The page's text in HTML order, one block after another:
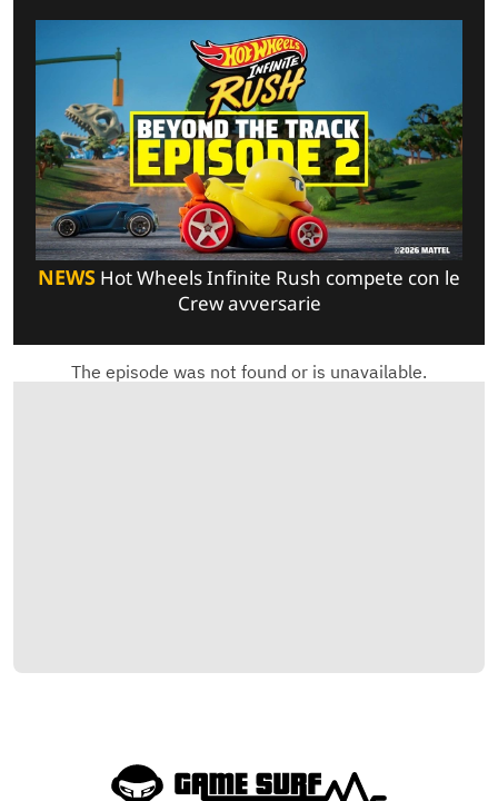
NEWS Hot Wheels Infinite Rush compete con le
Crew avversarie